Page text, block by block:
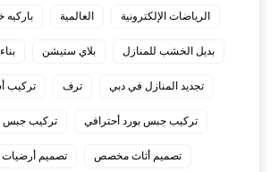
الرياضات الإلكترونية العالمية
بديل الخشب للمنازل بلاي ستيشن
تجديد المنازل في دبي ترف تركيب
تركيب جبس بورد أحترافي تركيب جبس
تصميم أثاث مخصص تصميم أرضيات